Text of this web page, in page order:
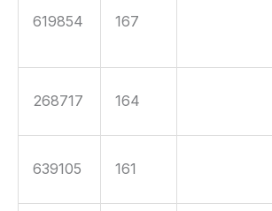
619854 167
268717 164
639105 161